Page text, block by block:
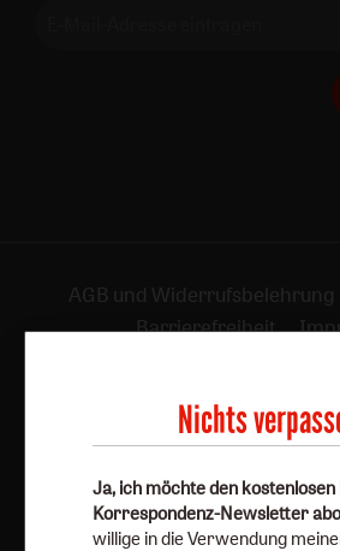
AGB und Widerrufsbelehrung
Barrierefreiheit
Vertrag widerrufen
Nichts
Ja, ich möchte den
Korrespondenz-Newsletter
willige in die Verwendung